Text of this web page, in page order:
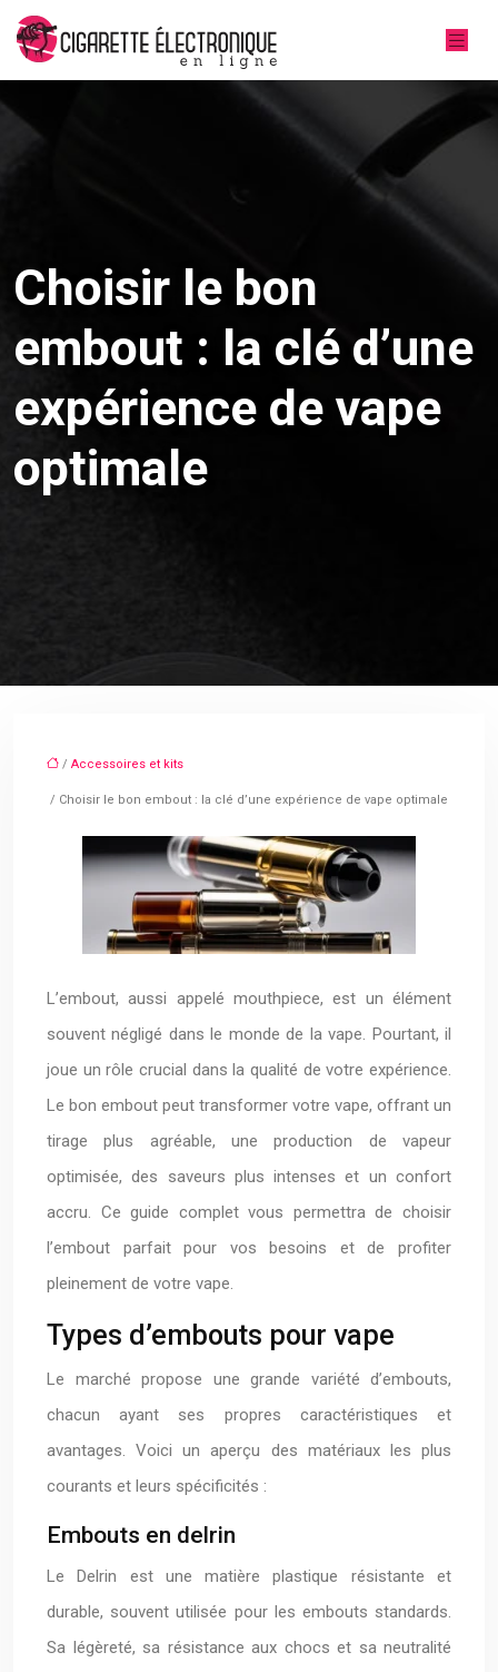
Choisir le bon
embout : la clé d’une
expérience de vape
optimale
/ Accessoires et kits
/ Choisir le bon embout : la clé d’une expérience de vape optimale
L’embout, aussi appelé mouthpiece, est un élément
souvent négligé dans le monde de la vape. Pourtant, il
joue un rôle crucial dans la qualité de votre expérience.
Le bon embout peut transformer votre vape, offrant un
tirage plus agréable, une production de vapeur
optimisée, des saveurs plus intenses et un confort
accru. Ce guide complet vous permettra de choisir
l’embout parfait pour vos besoins et de profiter
pleinement de votre vape.
Types d’embouts pour vape
Le marché propose une grande variété d’embouts,
chacun ayant ses propres caractéristiques et
avantages. Voici un aperçu des matériaux les plus
courants et leurs spécificités :
Embouts en delrin
Le Delrin est une matière plastique résistante et
durable, souvent utilisée pour les embouts standards.
Sa légèreté, sa résistance aux chocs et sa neutralité